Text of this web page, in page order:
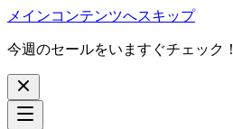
メインコンテンツへスキップ
今週のセールをいますぐチェック！